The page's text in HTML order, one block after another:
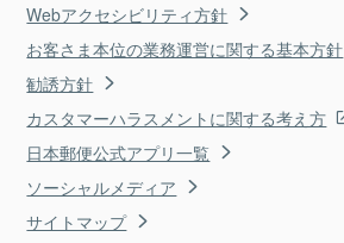
Webアクセシビリティ方針
お客さま本位の業務運営に関する基本方針
勧誘方針
カスタマーハラスメントに関する考え方
日本郵便公式アプリ一覧
ソーシャルメディア
サイトマップ